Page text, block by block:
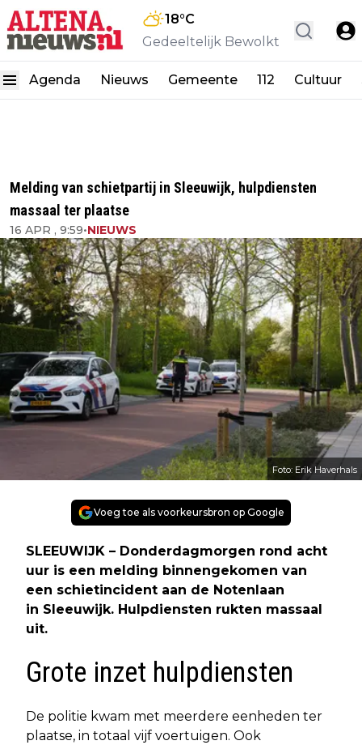
18°C
Gedeeltelijk Bewolkt
Agenda Nieuws Gemeente 112 Cultuur
Melding van schietpartij in Sleeuwijk, hulpdiensten
massaal ter plaatse
16 APR , 9:59•NIEUWS
Foto: Erik Haverhals
Voeg toe als voorkeursbron op Google
SLEEUWIJK – Donderdagmorgen rond acht
uur is een melding binnengekomen van
een schietincident aan de Notenlaan
in Sleeuwijk. Hulpdiensten rukten massaal
uit.
Grote inzet hulpdiensten
De politie kwam met meerdere eenheden ter
plaatse, in totaal vijf voertuigen. Ook